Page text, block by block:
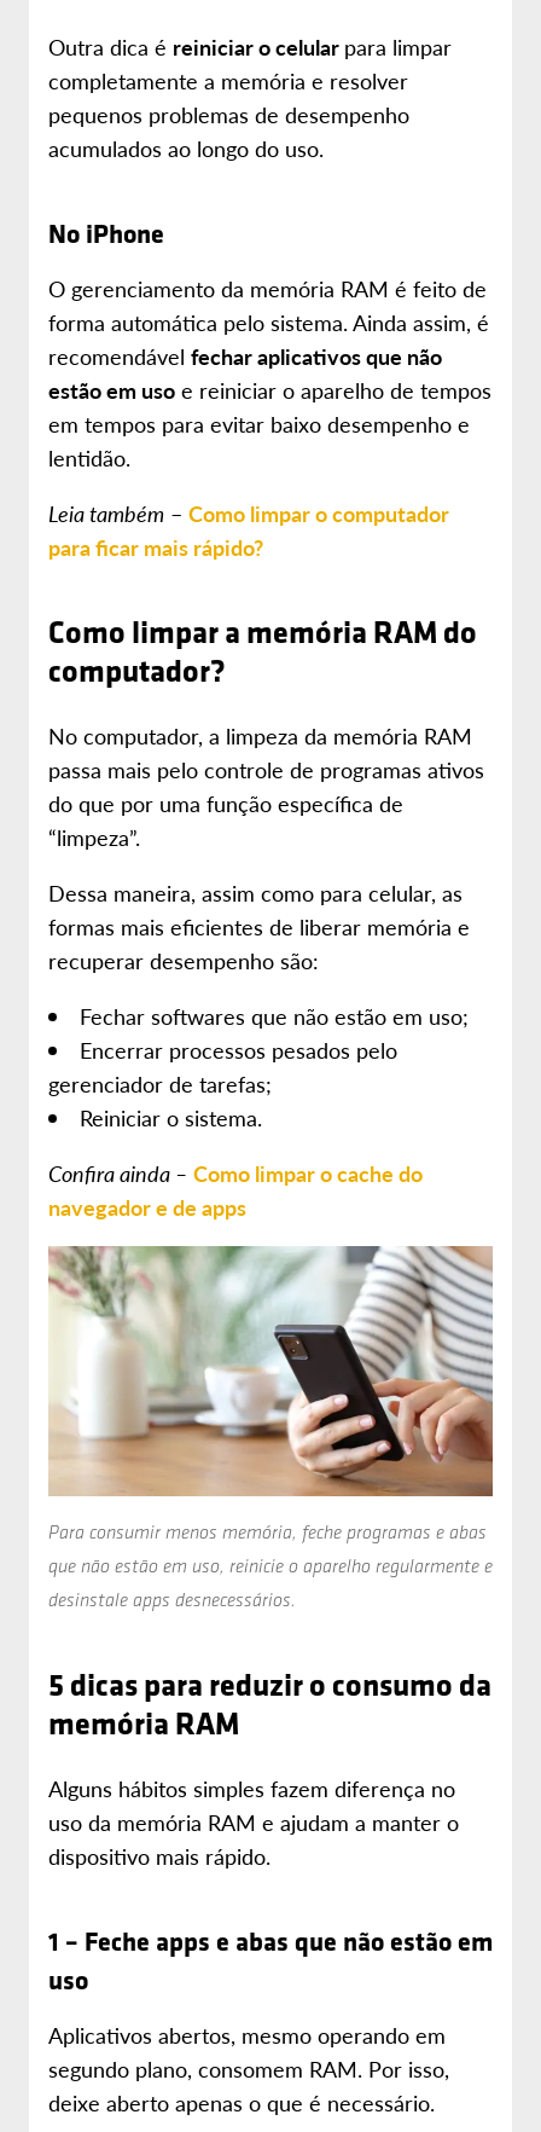
Outra dica é reiniciar o celular para limpar
completamente a memória e resolver
pequenos problemas de desempenho
acumulados ao longo do uso.
No iPhone
O gerenciamento da memória RAM é feito de
forma automática pelo sistema. Ainda assim, é
recomendável fechar aplicativos que não
estão em uso e reiniciar o aparelho de tempos
em tempos para evitar baixo desempenho e
lentidão.
Leia também – Como limpar o computador
para ficar mais rápido?
Como limpar a memória RAM do
computador?
No computador, a limpeza da memória RAM
passa mais pelo controle de programas ativos
do que por uma função específica de
“limpeza”.
Dessa maneira, assim como para celular, as
formas mais eficientes de liberar memória e
recuperar desempenho são:
Fechar softwares que não estão em uso;
Encerrar processos pesados pelo
gerenciador de tarefas;
Reiniciar o sistema.
Confira ainda – Como limpar o cache do
navegador e de apps
Para consumir menos memória, feche programas e abas
que não estão em uso, reinicie o aparelho regularmente e
desinstale apps desnecessários.
5 dicas para reduzir o consumo da
memória RAM
Alguns hábitos simples fazem diferença no
uso da memória RAM e ajudam a manter o
dispositivo mais rápido.
1 – Feche apps e abas que não estão em
uso
Aplicativos abertos, mesmo operando em
segundo plano, consomem RAM. Por isso,
deixe aberto apenas o que é necessário.